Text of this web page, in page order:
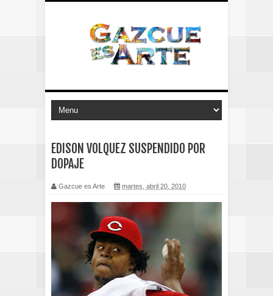
EDISON VOLQUEZ SUSPENDIDO POR
DOPAJE
Gazcue es Arte martes, abril 20, 2010